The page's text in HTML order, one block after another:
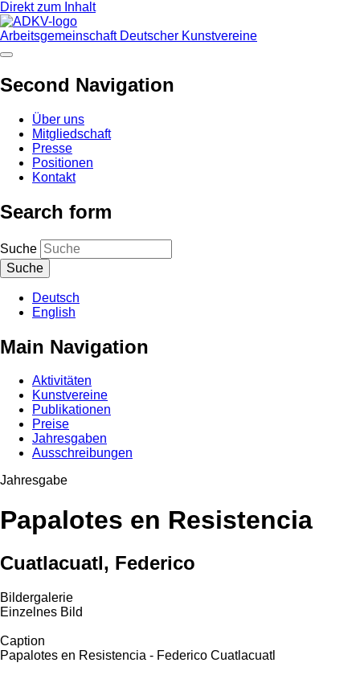
Direkt zum Inhalt
Arbeitsgemeinschaft Deutscher Kunstvereine
Second Navigation
Über uns
Mitgliedschaft
Presse
Positionen
Kontakt
Search form
Suche
Deutsch
English
Main Navigation
Aktivitäten
Kunstvereine
Publikationen
Preise
Jahresgaben
Ausschreibungen
Jahresgabe
Papalotes en Resistencia
Cuatlacuatl, Federico
Bildergalerie
Einzelnes Bild
Caption
Papalotes en Resistencia - Federico Cuatlacuatl